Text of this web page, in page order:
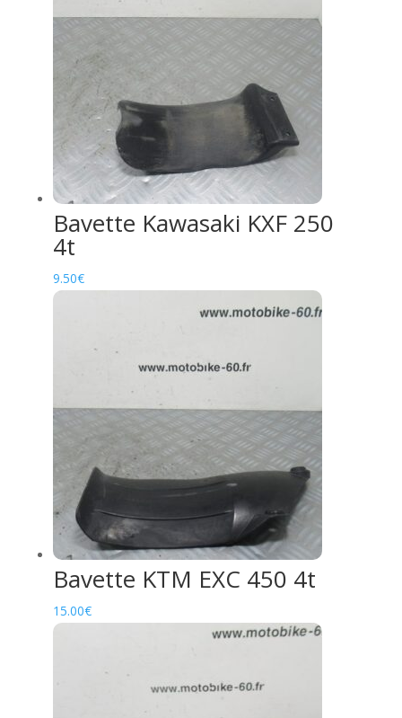
Bavette Kawasaki KXF 250
4t
9.50€
Bavette KTM EXC 450 4t
15.00€